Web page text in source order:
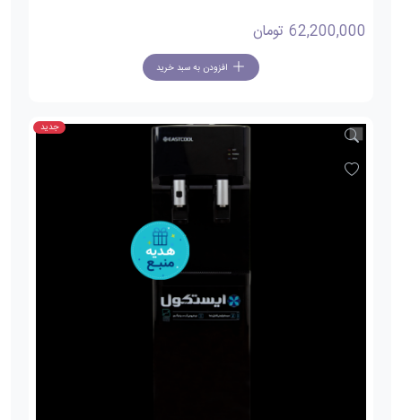
62,200,000 تومان
افزودن به سبد خرید
جدید